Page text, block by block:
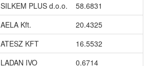
SILKEM PLUS d.o.o.
58.6831
AELA Kft.
20.4325
ATESZ KFT
16.5532
LADAN IVO
0.6714